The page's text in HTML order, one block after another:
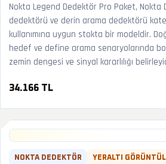
Nokta Legend Dedektör Pro Paket, Nokta
dedektörü ve derin arama dedektörü
kullanımına uygun stokta bir modeldir.
hedef ve define arama senaryolarında
zemin dengesi ve sinyal kararlılığı
34.166 TL
NOKTA DEDEKTÖR YERALTI